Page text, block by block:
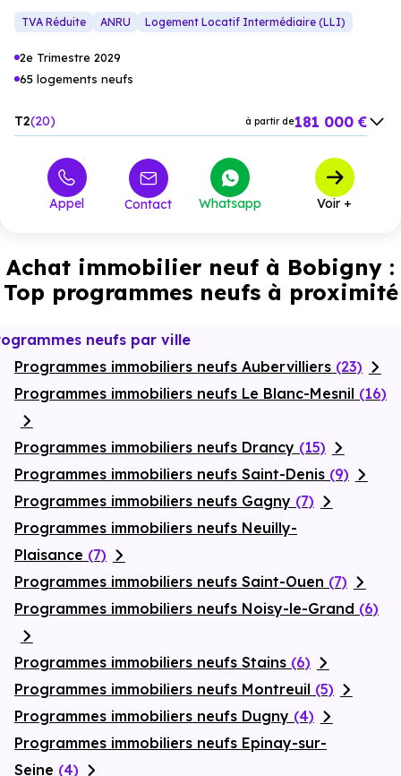
intégrés avec portes coulissantes, salle de bain équipée,
interphone et résidence sécurisée.
privilégiés en famille ou entre amis.
TVA Réduite ANRU Logement Locatif Intermédiaire (LLI)
2e Trimestre 2029
65 logements neufs
T2 20 à partir de181 000 €
13 à partir de 315 071 €
à partir de 334 408 €
Appel Contact Whatsapp Voir +
Achat immobilier neuf à Bobigny :
Top programmes neufs à proximité
neufs par ville
Programmes immobiliers neufs Aubervilliers (23)
Programmes immobiliers neufs Le Blanc-Mesnil (16)
Programmes immobiliers neufs Drancy (15)
Programmes immobiliers neufs Saint-Denis (9)
Programmes immobiliers neufs Gagny (7)
Programmes immobiliers neufs Neuilly-
Plaisance (7)
Programmes immobiliers neufs Saint-Ouen (7)
Programmes immobiliers neufs Noisy-le-Grand (6)
Programmes immobiliers neufs Stains (6)
Programmes immobiliers neufs Montreuil (5)
Programmes immobiliers neufs Dugny (4)
Programmes immobiliers neufs Epinay-sur-
Seine (4)